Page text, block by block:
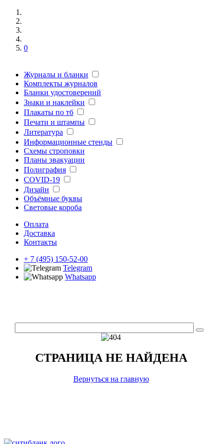
0
Журналы и бланки
Комплекты журналов
Бланки удостоверений
Знаки и наклейки
Плакаты по тб
Печати и штампы
Литература
Информационные стенды
Схемы строповки
Планы эвакуации
Полиграфия
COVID-19
Дизайн
Объёмные буквы
Световые короба
Оплата
Доставка
Контакты
+ 7 (495) 150-52-00
Telegram
Whatsapp
СТРАНИЦА НЕ НАЙДЕНА
Вернуться на главную